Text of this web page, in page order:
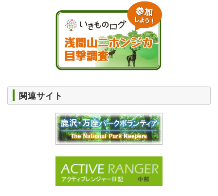
関連サイト